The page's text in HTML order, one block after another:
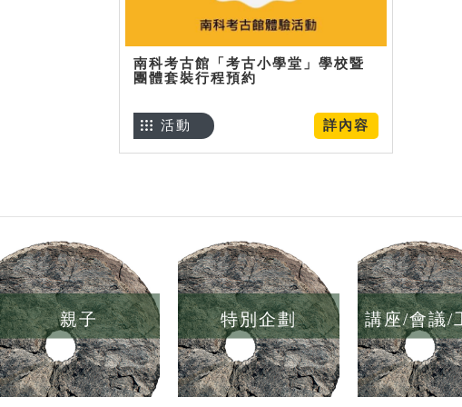
南科考古館「考古小學堂」學校暨
團體套裝行程預約
詳內容
活動
親子 特別企劃 講座/會議/